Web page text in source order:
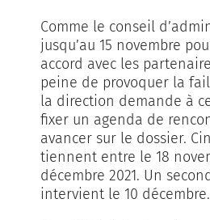
Comme le conseil
jusqu’au 15 novembre
accord avec les
peine de provoquer la
la direction demande à
fixer un agenda de
avancer sur le dossier.
tiennent entre le 18
décembre 2021. Un
intervient le 10 décembre.